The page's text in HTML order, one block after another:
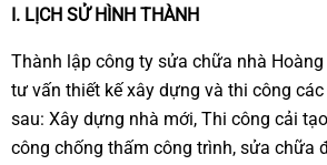
I. LỊCH SỬ HÌNH THÀNH
Thành lập công ty sửa chữa nhà
tư vấn thiết kế xây dựng và thi công
sau: Xây dựng nhà mới, Thi công cải
công chống thấm công trình, sửa chữa